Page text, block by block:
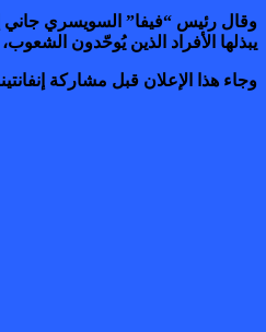
وقال رئيس “فيفا” السويسري جاني
يبذلها الأفراد الذين يُوحّدون
وجاء هذا الإعلان قبل مشاركة